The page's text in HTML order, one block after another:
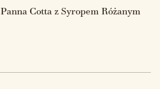
Panna Cotta z Syropem Różanym